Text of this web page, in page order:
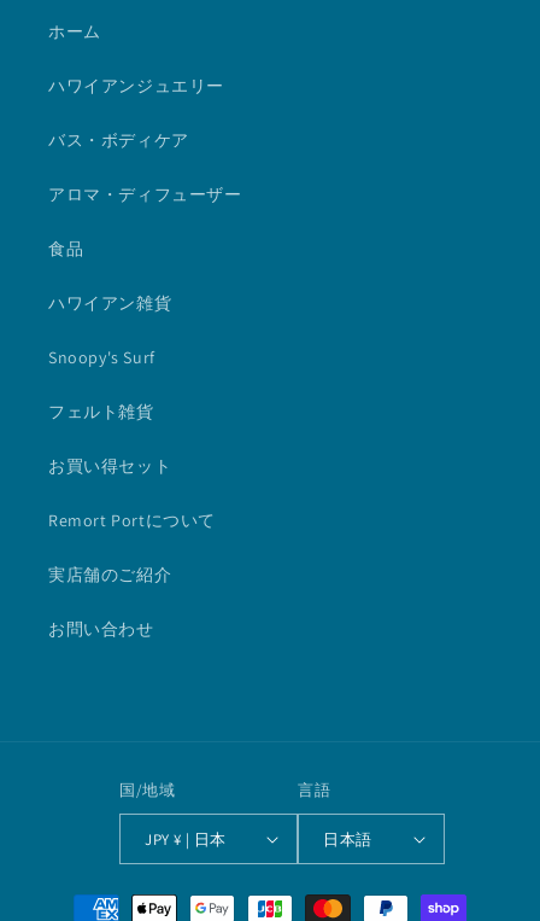
ホーム
ハワイアンジュエリー
バス・ボディケア
アロマ・ディフューザー
食品
ハワイアン雑貨
Snoopy's Surf
フェルト雑貨
お買い得セット
Remort Portについて
実店舗のご紹介
お問い合わせ
国/地域
JPY ¥ | 日本
言語
日本語